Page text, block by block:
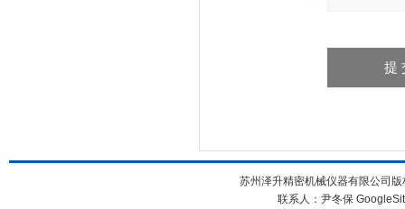
苏州泽升精密机械仪器有限公司
联系人：尹冬保